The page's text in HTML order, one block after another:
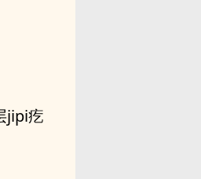
jipi疙